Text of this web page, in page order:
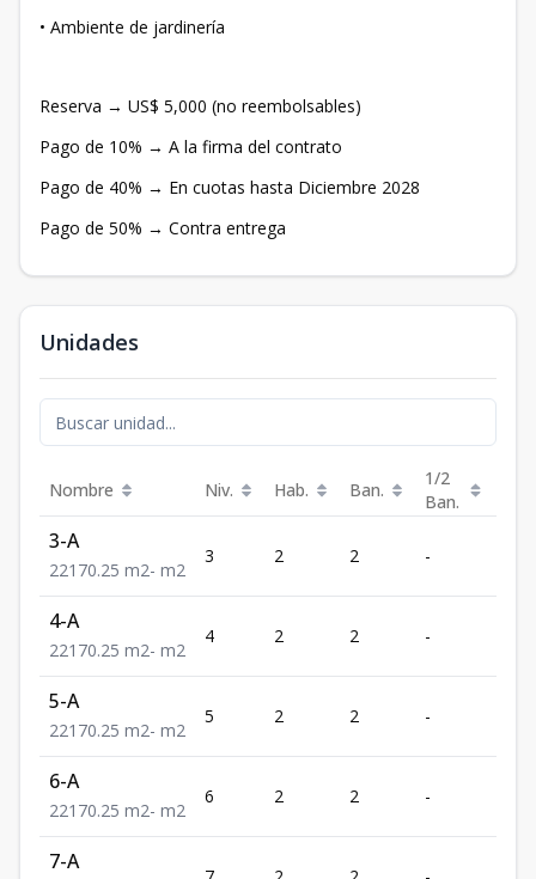
• Ambiente de jardinería
Reserva → US$ 5,000 (no reembolsables)
Pago de 10% → A la firma del contrato
Pago de 40% → En cuotas hasta Diciembre 2028
Pago de 50% → Contra entrega
Unidades
Nombre Niv. Hab. Ban.
1/2
Ban.
3-A
221 70.25 m2- m2
3 2 2 -
4-A
221 70.25 m2- m2
4 2 2 -
5-A
221 70.25 m2- m2
5 2 2 -
6-A
221 70.25 m2- m2
6 2 2 -
7-A